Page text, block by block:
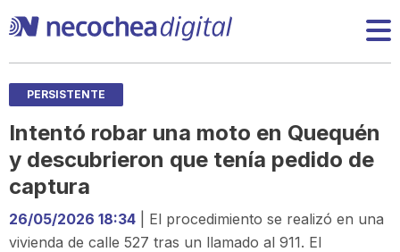
PERSISTENTE
Intentó robar una moto en Quequén
y descubrieron que tenía pedido de
captura
26/05/2026 18:34 | El procedimiento se realizó en una
vivienda de calle 527 tras un llamado al 911. El